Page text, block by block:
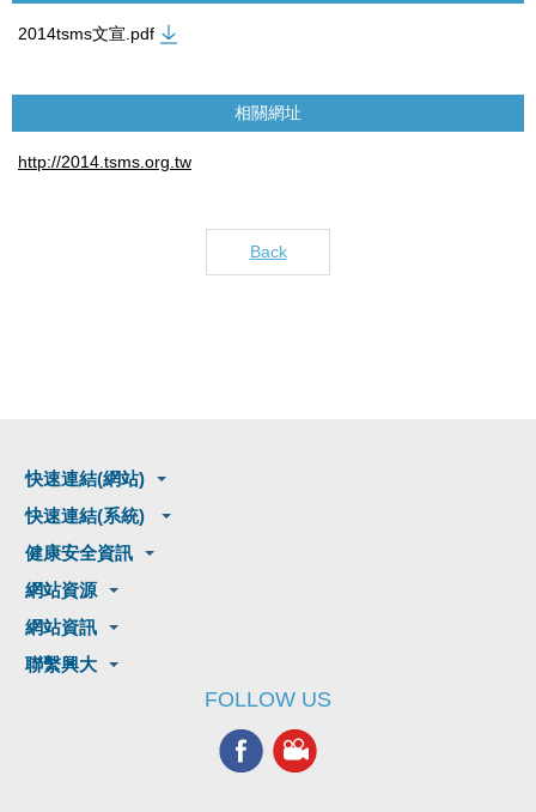
2014tsms文宣.pdf
相關網址
http://2014.tsms.org.tw
Back
快速連結(網站)
快速連結(系統)
健康安全資訊
網站資源
網站資訊
聯繫興大
FOLLOW US